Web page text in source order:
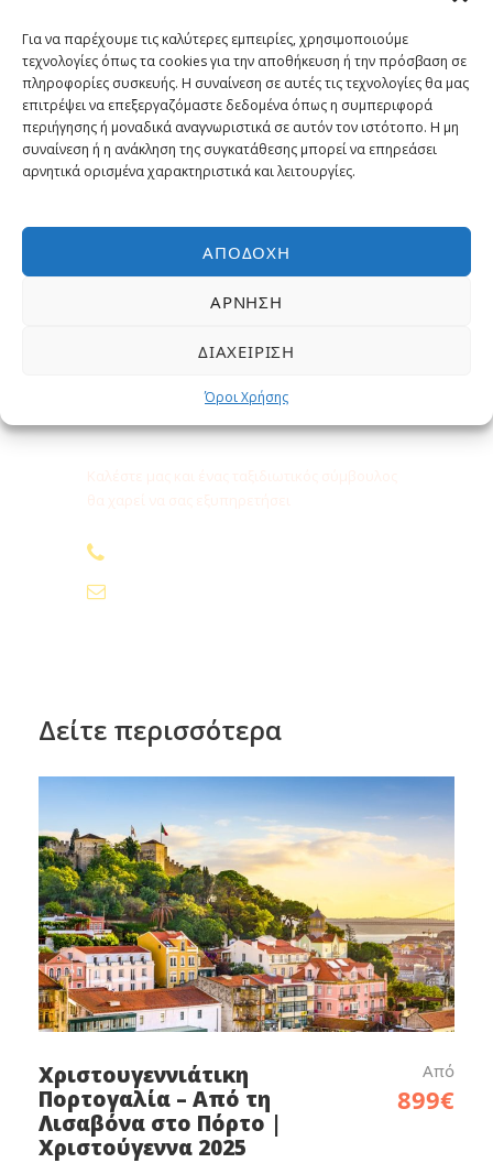
Για να παρέχουμε τις καλύτερες εμπειρίες, χρησιμοποιούμε
τεχνολογίες όπως τα cookies για την αποθήκευση ή την πρόσβαση σε
πληροφορίες συσκευής. Η συναίνεση σε αυτές τις τεχνολογίες θα μας
επιτρέψει να επεξεργαζόμαστε δεδομένα όπως η συμπεριφορά
περιήγησης ή μοναδικά αναγνωριστικά σε αυτόν τον ιστότοπο. Η μη
συναίνεση ή η ανάκληση της συγκατάθεσης μπορεί να επηρεάσει
αρνητικά ορισμένα χαρακτηριστικά και λειτουργίες.
ΑΠΟΔΟΧΉ
ΆΡΝΗΣΗ
ΔΙΑΧΕΊΡΙΣΗ
Όροι Χρήσης
Εγγυημένα η χαμηλότερη τιμή
Έμπειροι Ταξιδιωτικοί σύμβουλοι
Δωρεάν Υπηρεσίες
Χρειάζεστε βοήθεια;
Δείτε περισσότερα
Χριστουγεννιάτικη
Πορτογαλία – Από τη
Λισαβόνα στο Πόρτο |
Χριστούγεννα 2025
Από
899€